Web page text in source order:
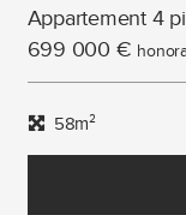
Appartement 4
699 000 €
58m²